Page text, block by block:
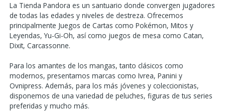
La Tienda Pandora es un santuario donde convergen jugadores
de todas las edades y niveles de destreza. Ofrecemos
principalmente Juegos de Cartas como Pokémon, Mitos y
Leyendas, Yu-Gi-Oh, así como juegos de mesa como Catan,
Dixit, Carcassonne.
Para los amantes de los mangas, tanto clásicos como
modernos, presentamos marcas como Ivrea, Panini y
Ovnipress. Además, para los más jóvenes y coleccionistas,
disponemos de una variedad de peluches, figuras de tus series
preferidas y mucho más.